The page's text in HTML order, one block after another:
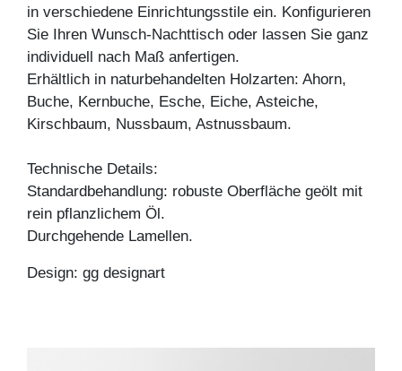
in verschiedene Einrichtungsstile ein. Konfigurieren
Sie Ihren Wunsch-Nachttisch oder lassen Sie ganz
individuell nach Maß anfertigen.
Erhältlich in naturbehandelten Holzarten: Ahorn,
Buche, Kernbuche, Esche, Eiche, Asteiche,
Kirschbaum, Nussbaum, Astnussbaum.
Technische Details:
Standardbehandlung: robuste Oberfläche geölt mit
rein pflanzlichem Öl.
Durchgehende Lamellen.
Design: gg designart